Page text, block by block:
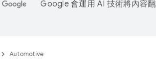
Google 會運用 AI 技術將內容
Automotive